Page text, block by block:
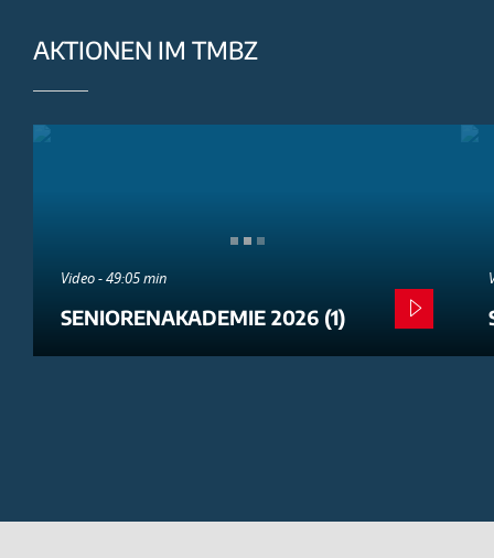
AKTIONEN IM TMBZ
Video - 49:05 min
SENIORENAKADEMIE 2026 (1)